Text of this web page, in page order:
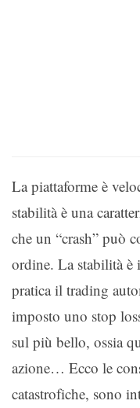
La piattaforme è
stabilità è una
che un “crash” può
ordine. La stabilità è
pratica il trading
imposto uno stop
sul più bello, ossia
azione… Ecco le
catastrofiche, sono